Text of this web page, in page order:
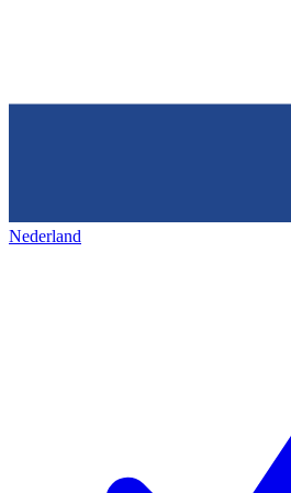
Nederland